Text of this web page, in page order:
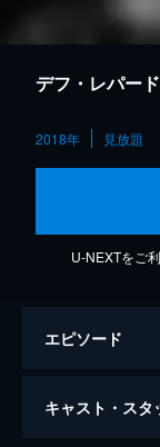
デフ・レパー
2018年 見放題
U-NEXTをご
エピソード
Personal Jesus
キャスト・スタ